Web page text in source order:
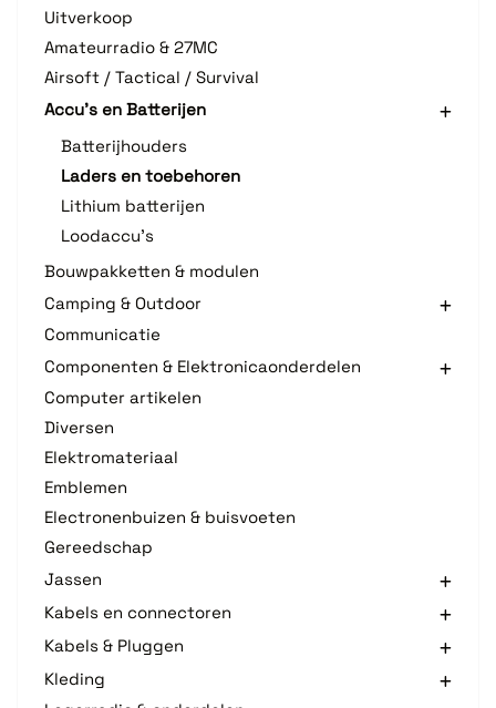
Uitverkoop
Amateurradio & 27MC
Airsoft / Tactical / Survival
Accu's en Batterijen
Batterijhouders
Laders en toebehoren
Lithium batterijen
Loodaccu's
Bouwpakketten & modulen
Camping & Outdoor
Communicatie
Componenten & Elektronicaonderdelen
Computer artikelen
Diversen
Elektromateriaal
Emblemen
Electronenbuizen & buisvoeten
Gereedschap
Jassen
Kabels en connectoren
Kabels & Pluggen
Kleding